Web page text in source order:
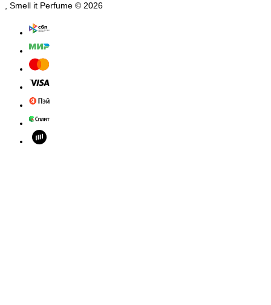
, Smell it Perfume © 2026